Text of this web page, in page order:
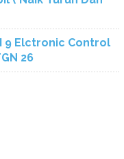
9 Elctronic Control
26